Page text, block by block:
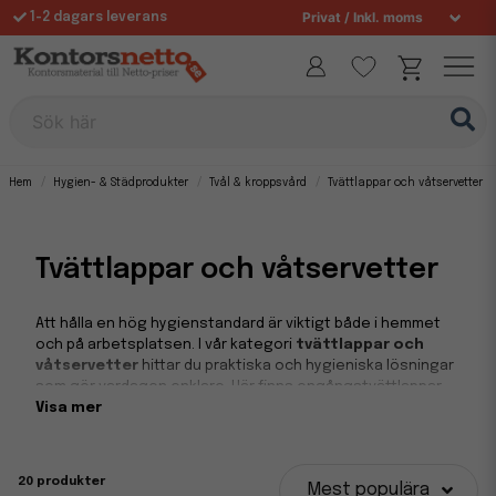
1-2 dagars leverans
Fri frakt över 995 kr
Hem Hygien- & Städprodukter Tvål & kroppsvård Tvättlappar och våtservetter
Tvättlappar och våtservetter
Att hålla en hög hygienstandard är viktigt både i hemmet
och på arbetsplatsen. I vår kategori tvättlappar och
våtservetter hittar du praktiska och hygieniska lösningar
som gör vardagen enklare. Här finns engångstvättlappar
och fuktiga våtservetter som är skonsamma mot huden,
Visa mer
20 produkter Mest populära